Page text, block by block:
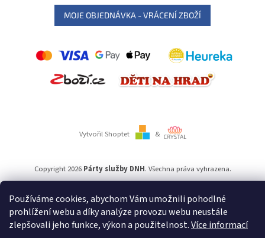
Používáme cookies, abychom Vám umožnili pohodlné
prohlížení webu a díky analýze provozu webu neustále
zlepšovali jeho funkce, výkon a použitelnost.Více informací
MOJE OBJEDNÁVKA - VRÁCENÍ ZBOŽÍ
Vytvořil Shoptet &
Copyright 2026 Párty služby DNH. Všechna práva vyhrazena.
Používámeověření věku Adulto